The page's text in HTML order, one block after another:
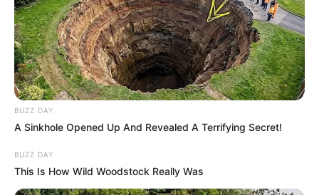
BUZZ DAY
A Sinkhole Opened Up And Revealed A Terrifying Secret!
BUZZ DAY
This Is How Wild Woodstock Really Was